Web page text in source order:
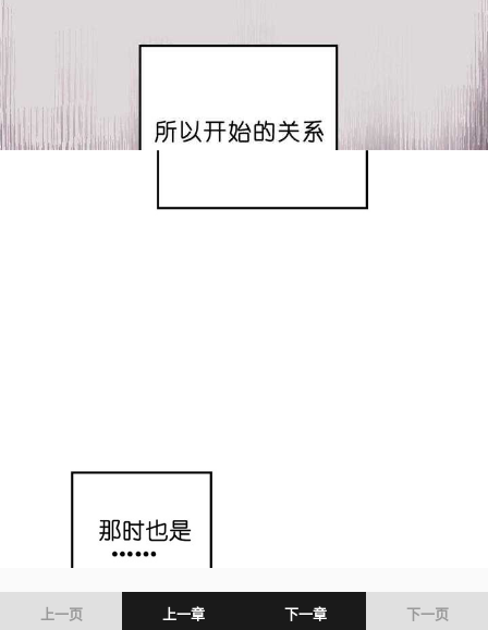
上一页 上一章 下一章 下一页